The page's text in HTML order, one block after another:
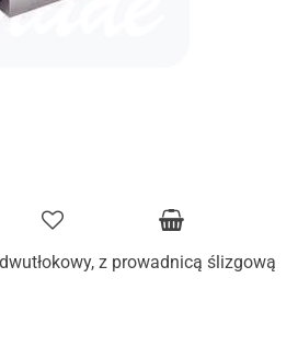
z prowadnicą ślizgową